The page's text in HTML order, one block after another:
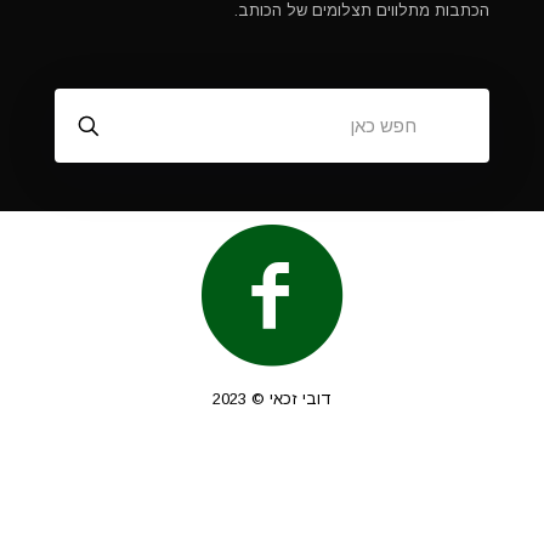
הכתבות מתלווים תצלומים של הכותב.
דובי זכאי © 2023